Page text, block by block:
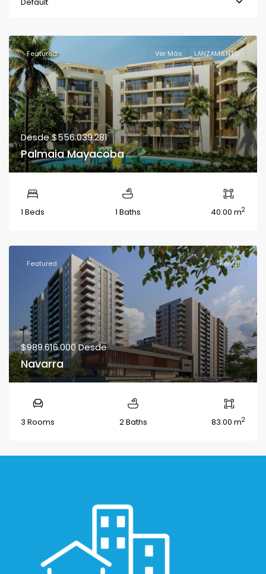
Featured Ver Más LANZAMIENTO
Desde$556.039.281
Palmaia Mayacoba
1 Beds 1 Baths 40.00 m2
Featured Renta
$989.616.000Desde
Navarra
3 Rooms 2 Baths 83.00 m2